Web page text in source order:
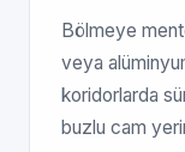
Bölmeye
veya
koridorlarda
buzlu cam